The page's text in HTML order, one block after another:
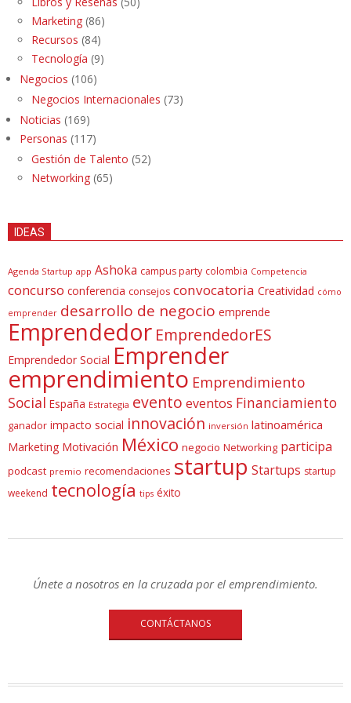
Marketing (86)
Recursos (84)
Tecnología (9)
Negocios (106)
Negocios Internacionales (73)
Noticias (169)
Personas (117)
Gestión de Talento (52)
Networking (65)
IDEAS
Agenda Startup app Ashoka campus party colombia Competencia
concurso conferencia consejos convocatoria Creatividad cómo
emprender desarrollo de negocio emprende
Emprendedor EmprendedorES
Emprendedor Social Emprender
emprendimiento Emprendimiento
Social España Estrategia evento eventos Financiamiento
ganador impacto social innovación inversión latinoamérica
Marketing Motivación México negocio Networking participa
podcast premio recomendaciones startup Startups startup
weekend tecnología tips éxito
Únete a nosotros en la cruzada por el emprendimiento.
CONTÁCTANOS